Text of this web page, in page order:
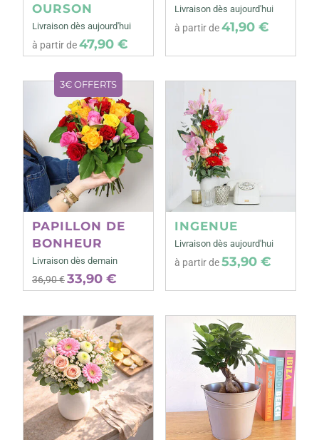
OURSON
Livraison dès aujourd'hui
à partir de47,90 €
Livraison dès aujourd'hui
à partir de41,90 €
3€ OFFERTS
PAPILLON DE
BONHEUR
Livraison dès demain
36,90 €33,90 €
INGENUE
Livraison dès aujourd'hui
à partir de53,90 €